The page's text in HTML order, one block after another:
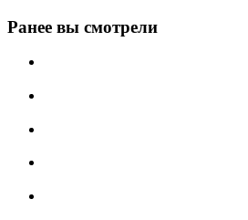
Ранее вы смотрели